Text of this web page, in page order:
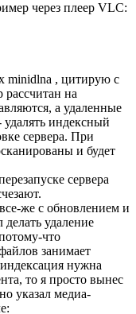
через плеер VLC:
minidlna , цитирую с
на
а удаленные
индексный
сервера. При
и будет
сервера
же с обновлением и
удаление
что
занимает
нужна
то я просто вынес
указал медиа-